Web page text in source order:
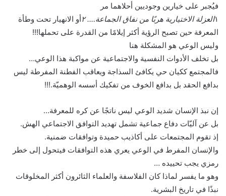
فيُجبر على خيارين وجوديين أحلاهما مر
١العزلة الاختيارية هربًا من نفاق الجماعة…. ٢ أو الانهيار تحت وطأة
المعرفة حين تصبح الرؤية أكثر إيلامًا من القدرة على تحملها!!!
وليس الوعي هو المشكلة هنا
بل تخلف الأدوات النفسية والاجتماعية عن مواكبة هذا الوعي…
فالمجتمع ككيان حي يكافئ السذاجة ويعاقب الفطنة المفرطة ليس
بدافع الحقد بل بدافع الخوف من تفكيك أسسه الوهميّة.!!!
إن نبذ الإنسان شديد الوعي ليس ناتجًا عن كره للمعرفة…
بل عن آليّات دفاع جماعية تشمل تهديد التوافق الاجتماعي الهش.
إذ تقوم المجتمعات على أكاذيب حميدة وتوافقات ضمنية.
والإنسان المفرط في الوعي يعري هذه التوافقات فيتحول إلى خطر
رمزي يجب تحييده …
وهو ما يفسر لماذا كان الفلاسفة والعلماء الثائرون أكثر المخلوقات
نبذًا في تاريخ البشرية.